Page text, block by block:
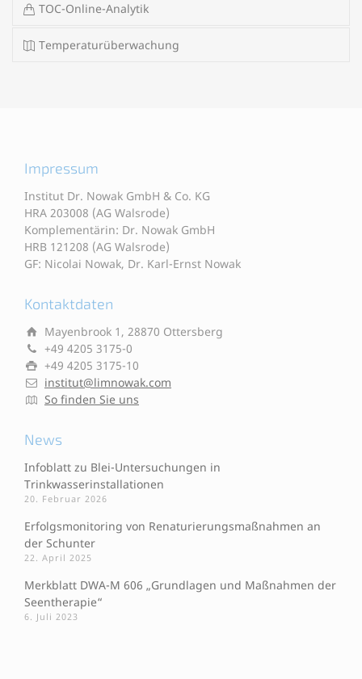
TOC-Online-Analytik
Temperaturüberwachung
Impressum
Institut Dr. Nowak GmbH & Co. KG
HRA 203008 (AG Walsrode)
Komplementärin: Dr. Nowak GmbH
HRB 121208 (AG Walsrode)
GF: Nicolai Nowak, Dr. Karl-Ernst Nowak
Kontaktdaten
Mayenbrook 1, 28870 Ottersberg
+49 4205 3175-0
+49 4205 3175-10
institut@limnowak.com
So finden Sie uns
News
Infoblatt zu Blei-Untersuchungen in
Trinkwasserinstallationen
20. Februar 2026
Erfolgsmonitoring von Renaturierungsmaßnahmen an
der Schunter
22. April 2025
Merkblatt DWA-M 606 „Grundlagen und Maßnahmen der
Seentherapie“
6. Juli 2023